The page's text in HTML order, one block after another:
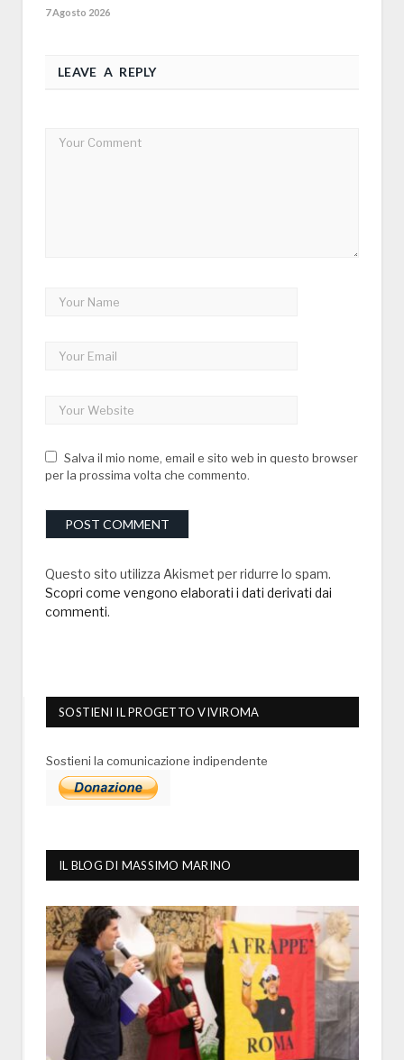
7 Agosto 2026
LEAVE A REPLY
Salva il mio nome, email e sito web in questo browser
per la prossima volta che commento.
Questo sito utilizza Akismet per ridurre lo spam.
Scopri come vengono elaborati i dati derivati dai
commenti.
SOSTIENI IL PROGETTO VIVIROMA
Sostieni la comunicazione indipendente
IL BLOG DI MASSIMO MARINO